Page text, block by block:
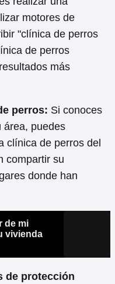
motores de
"clínica de perros
de perros
más
perros: Si conoces
área, puedes
clínica de perros del
compartir su
donde han
de mi
vivienda
de protección